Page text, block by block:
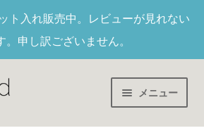
ト入れ販売中。レビューが見れない
。申し訳ございません。
メニュー